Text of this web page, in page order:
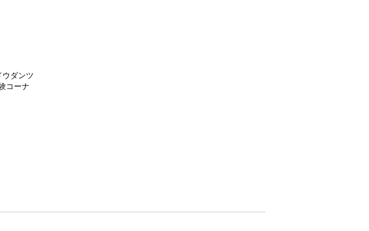
ウダンツ
コーナ